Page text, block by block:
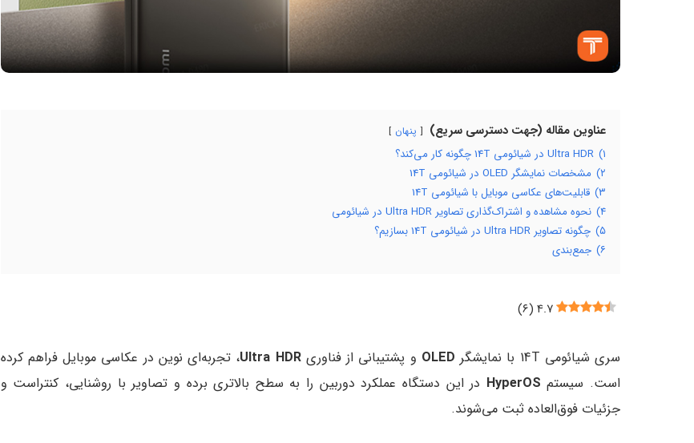
عناوین مقاله (جهت دسترسی سریع) پنهان
۱) Ultra HDR در شیائومی 14T چگونه کار می‌کند؟
۲) مشخصات نمایشگر OLED در شیائومی 14T
۳) قابلیت‌های عکاسی موبایل با شیائومی 14T
۴) نحوه مشاهده و اشتراک‌گذاری تصاویر Ultra HDR در شیائومی
۵) چگونه تصاویر Ultra HDR در شیائومی 14T بسازیم؟
۶) جمع‌بندی
۴.۷ (۶)
سری شیائومی 14T با نمایشگر OLED و پشتیبانی از فناوریUltra HDR، تجربه‌ای نوین در عکاسی موبایل فراهم کرده
است. سیستم HyperOS در این دستگاه عملکرد دوربین را به سطح بالاتری برده و تصاویر با روشنایی، کنتراست و
جزئیات فوق‌العاده ثبت می‌شوند.